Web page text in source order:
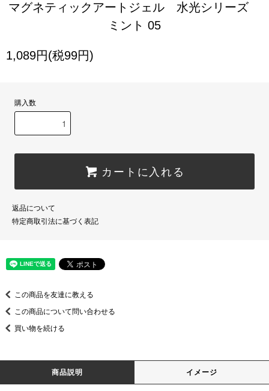
マグネティックアートジェル 水光シリーズ
ミント 05
1,089円(税99円)
購入数
カートに入れる
返品について
特定商取引法に基づく表記
この商品を友達に教える
この商品について問い合わせる
買い物を続ける
商品説明 イメージ